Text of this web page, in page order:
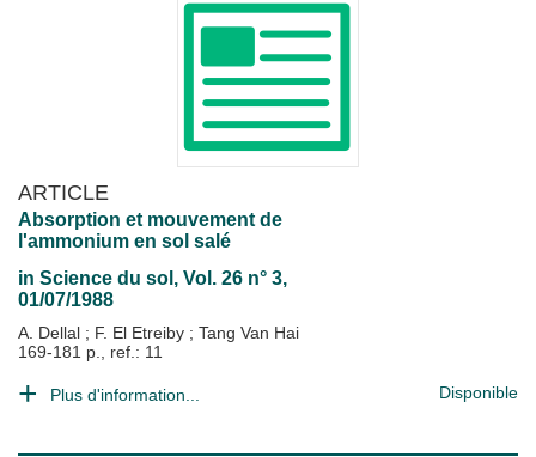
ARTICLE
Absorption et mouvement de
l'ammonium en sol salé
in Science du sol , Vol. 26 n° 3,
01/07/1988
A. Dellal ; F. El Etreiby ; Tang Van Hai
169-181 p., ref.: 11
Plus d'information... Disponible